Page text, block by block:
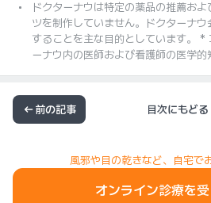
ドクターナウは特定の薬品の推薦お
ツを制作していません。ドクターナ
することを主な目的としています。 *
ーナウ内の医師および看護師の医学的
前の記事 目次にもどる
風邪や目の乾きなど、自宅で
オンライン診療を